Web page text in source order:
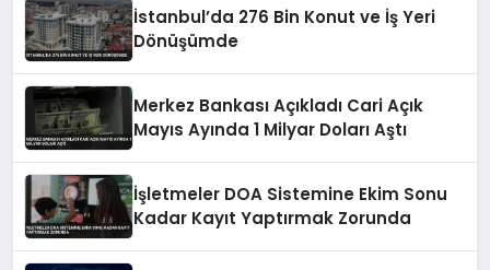
İstanbul’da 276 Bin Konut ve İş Yeri
Dönüşümde
Merkez Bankası Açıkladı Cari Açık
Mayıs Ayında 1 Milyar Doları Aştı
İşletmeler DOA Sistemine Ekim Sonu
Kadar Kayıt Yaptırmak Zorunda